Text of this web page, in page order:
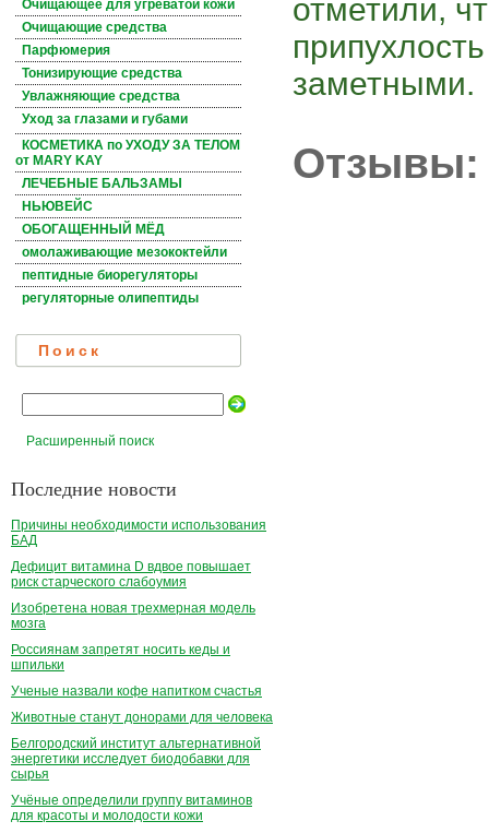
Очищающее для угреватой кожи
Очищающие средства
Парфюмерия
Тонизирующие средства
Увлажняющие средства
Уход за глазами и губами
КОСМЕТИКА по УХОДУ ЗА ТЕЛОМ
от MARY KAY
ЛЕЧЕБНЫЕ БАЛЬЗАМЫ
НЬЮВЕЙС
ОБОГАЩЕННЫЙ МЁД
омолаживающие мезококтейли
пептидные биорегуляторы
регуляторные олипептиды
Поиск
Расширенный поиск
Последние новости
Причины необходимости использования
БАД
Дефицит витамина D вдвое повышает
риск старческого слабоумия
Изобретена новая трехмерная модель
мозга
Россиянам запретят носить кеды и
шпильки
Ученые назвали кофе напитком счастья
Животные станут донорами для человека
Белгородский институт альтернативной
энергетики исследует биодобавки для
сырья
Учёные определили группу витаминов
для красоты и молодости кожи
отметили,
заметными.
Отзывы: